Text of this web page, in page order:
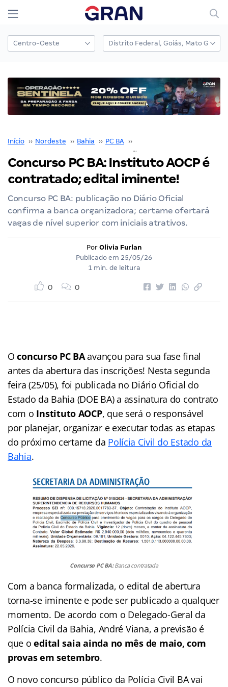
Início ›› Nordeste ›› Bahia ›› PC BA ››
Concurso PC BA: Instituto AOCP é
contratado; edital iminente!
Concurso PC BA: publicação no Diário Oficial
confirma a banca organizadora; certame ofertará
vagas de nível superior com iniciais atrativos.
Por Olivia Furlan
Publicado em 25/05/26
1 min. de leitura
0 0
Oconcurso PC BAavançou para sua fase final
antes da abertura das inscrições! Nesta segunda
feira (25/05), foi publicada no Diário Oficial do
Estado da Bahia (DOE BA) a assinatura do contrato
com o Instituto AOCP, que será o responsável
por planejar, organizar e executar todas as etapas
do próximo certame da Polícia Civil do Estado da
Bahia.
Concurso PC BA:Banca contratada
Com a banca formalizada, o edital de abertura
torna-se iminente e pode ser publicado a qualquer
momento. De acordo com o Delegado-Geral da
Polícia Civil da Bahia, André Viana, a previsão é
que o edital saia ainda no mês de maio, com
provas em setembro.
O novo concurso público da Polícia Civil BA vai